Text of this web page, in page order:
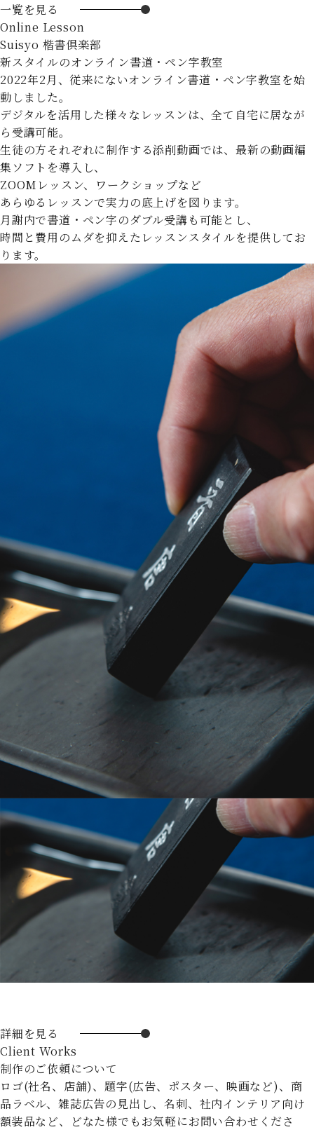
一覧を見る
Online Lesson
Suisyo 楷書倶楽部
新スタイルのオンライン書道・ペン字教室
2022年2月、従来にないオンライン書道・ペン字教室を始
動しました。
デジタルを活用した様々なレッスンは、全て自宅に居なが
ら受講可能。
生徒の方それぞれに制作する添削動画では、最新の動画編
集ソフトを導入し、
ZOOMレッスン、ワークショップなど
あらゆるレッスンで実力の底上げを図ります。
月謝内で書道・ペン字のダブル受講も可能とし、
時間と費用のムダを抑えたレッスンスタイルを提供してお
ります。
詳細を見る
Client Works
制作のご依頼について
ロゴ(社名、店舗)、題字(広告、ポスター、映画など)、商
品ラベル、雑誌広告の見出し、名刺、社内インテリア向け
額装品など、どなた様でもお気軽にお問い合わせくださ